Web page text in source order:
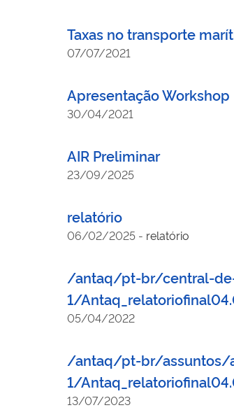
Taxas no transporte
07/07/2021
Apresentação
30/04/2021
AIR Preliminar
23/09/2025
relatório
06/02/2025 - relatório
/antaq/pt-br/central-
1/
05/04/2022
/antaq/pt-br/assuntos/
1/
13/07/2023